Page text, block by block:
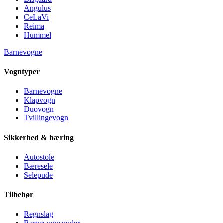
Angulus
CeLaVi
Reima
Hummel
Barnevogne
Vogntyper
Barnevogne
Klapvogn
Duovogn
Tvillingevogn
Sikkerhed & bæring
Autostole
Bæresele
Selepude
Tilbehør
Regnslag